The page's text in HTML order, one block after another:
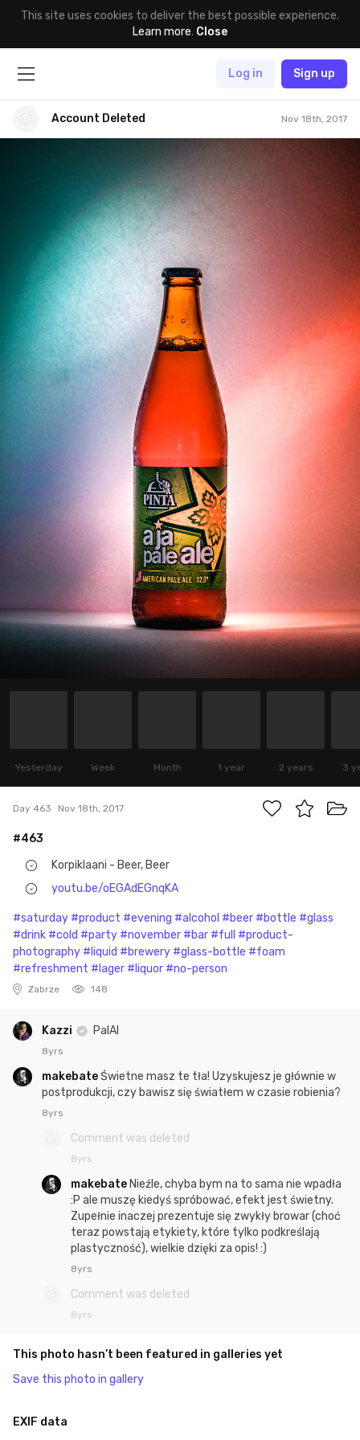
This site uses cookies to deliver the best possible experience.
Learn more. Close
Log in Sign up
Account Deleted Nov 18th, 2017
Yesterday Week Month 1 year 2 years 3
Day 463 Nov 18th, 2017
#463
Korpiklaani - Beer, Beer
youtu.be/oEGAdEGnqKA
#saturday #product #evening #alcohol #beer #bottle #glass
#drink #cold #party #november #bar #full
#product-
photography #liquid #brewery #glass-bottle #foam
#refreshment #lager #liquor #no-person
Zabrze 148
Kazzi PalAl
8yrs
makebateŚwietne masz te tła! Uzyskujesz je głównie w
postprodukcji, czy bawisz się światłem w czasie robienia?
8yrs
Comment was deleted
8yrs
makebate Nieźle, chyba bym na to sama nie wpadła
:P ale muszę kiedyś spróbować, efekt jest świetny.
Zupełnie inaczej prezentuje się zwykły browar (choć
teraz powstają etykiety, które tylko podkreślają
plastyczność), wielkie dzięki za opis! :)
8yrs
Comment was deleted
8yrs
This photo hasn’t been featured in galleries yet
Save this photo in gallery
EXIF data